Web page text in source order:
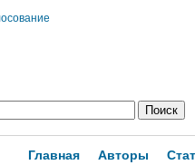
Главная Авторы